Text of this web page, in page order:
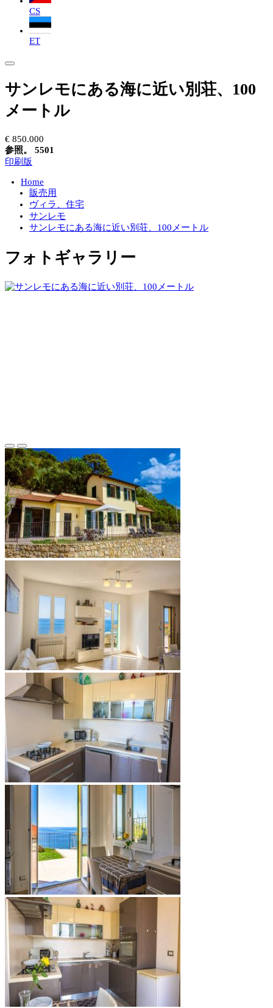
CS
ET
サンレモにある海に近い別荘、100
メートル
€ 850.000
参照。 5501
印刷版
Home
販売用
ヴィラ、住宅
サンレモ
サンレモにある海に近い別荘、100メートル
フォトギャラリー